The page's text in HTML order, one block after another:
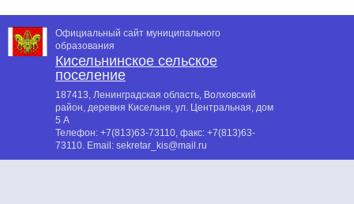
Официальный сайт муниципального
образования
Кисельнинское сельское
поселение
187413, Ленинградская область, Волховский
район, деревня Кисельня, ул. Центральная, дом
5 А
Телефон: +7(813)63-73110, факс: +7(813)63-
73110. Email: sekretar_kis@mail.ru